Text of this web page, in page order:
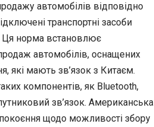
автомобілів відповідно
транспортні засоби
Ця норма встановлює
автомобілів, оснащених
які мають зв’язок з Китаєм.
компонентів, як Bluetooth,
зв’язок. Американська
щодо можливості збору